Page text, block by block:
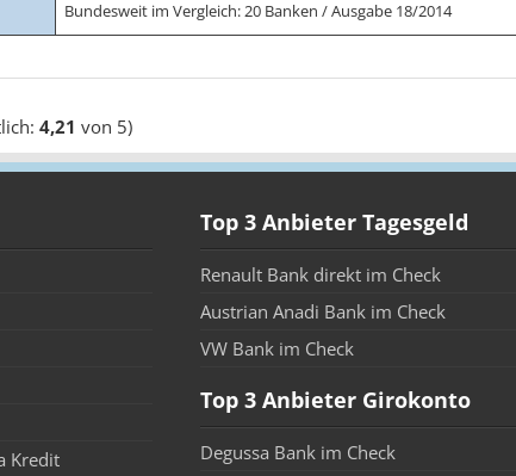
Bundesweit im Vergleich: 20 Banken / Ausgabe 18/2014
4,21 von 5)
Kredit
Top 3 Anbieter Tagesgeld
Renault Bank direkt im Check
Austrian Anadi Bank im Check
VW Bank im Check
Top 3 Anbieter Girokonto
Degussa Bank im Check